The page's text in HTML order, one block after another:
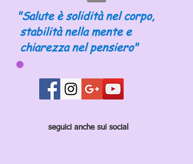
"Salute è solidità nel corpo,
stabilità nella mente e
chiarezza nel pensiero"
seguici anche sui social